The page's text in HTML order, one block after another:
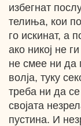
избегнат
телиња, кои
го искинат, а
ако никој не
не смее ни да
волја, туку
треба ни да
својата
пустина. И